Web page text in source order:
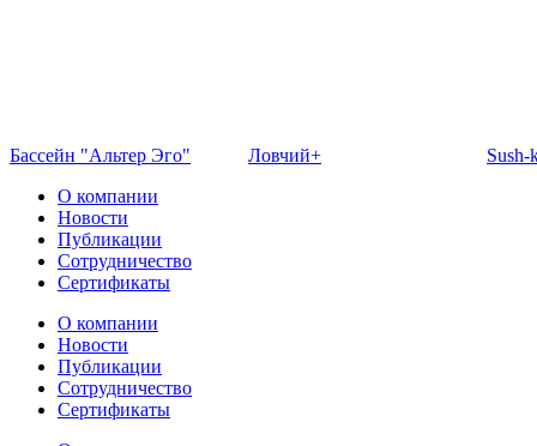
Бассейн "Альтер Эго" Ловчий+ Sush-
Отель Эмеральд
О компании
Новости
Публикации
Сотрудничество
Сертификаты
О компании
Новости
Публикации
Сотрудничество
Сертификаты